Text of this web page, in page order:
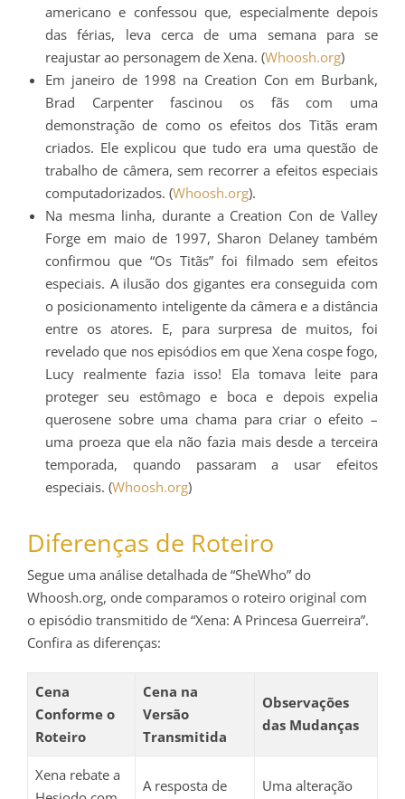
americano e confessou que, especialmente depois
das férias, leva cerca de uma semana para se
reajustar ao personagem de Xena. (Whoosh.org)
Em janeiro de 1998 na Creation Con em Burbank,
Brad Carpenter fascinou os fãs com uma
demonstração de como os efeitos dos Titãs eram
criados. Ele explicou que tudo era uma questão de
trabalho de câmera, sem recorrer a efeitos especiais
computadorizados. (Whoosh.org).
Na mesma linha, durante a Creation Con de Valley
Forge em maio de 1997, Sharon Delaney também
confirmou que “Os Titãs” foi filmado sem efeitos
especiais. A ilusão dos gigantes era conseguida com
o posicionamento inteligente da câmera e a distância
entre os atores. E, para surpresa de muitos, foi
revelado que nos episódios em que Xena cospe fogo,
Lucy realmente fazia isso! Ela tomava leite para
proteger seu estômago e boca e depois expelia
querosene sobre uma chama para criar o efeito –
uma proeza que ela não fazia mais desde a terceira
temporada, quando passaram a usar efeitos
especiais. (Whoosh.org)
Diferenças de Roteiro
Segue uma análise detalhada de “SheWho” do
Whoosh.org, onde comparamos o roteiro original com
o episódio transmitido de “Xena: A Princesa Guerreira”.
Confira as diferenças:
Cena
Conforme o
Roteiro
Cena na
Versão
Transmitida
Observações
das Mudanças
Xena rebate a
A resposta de
Uma alteração